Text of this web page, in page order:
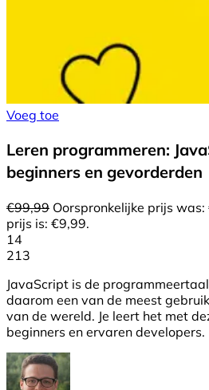
Voeg toe
Leren programmeren:
beginners en gevorderden
€99,99 Oorspronkelijke prijs
prijs is: €9,99.
14
213
JavaScript is de
daarom een van de meest
van de wereld. Je leert het met
beginners en ervaren developers.